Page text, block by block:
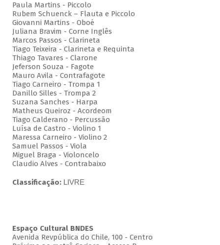
Paula Martins - Piccolo
Rubem Schuenck – Flauta e Piccolo
Giovanni Martins - Oboé
Juliana Bravim - Corne Inglês
Marcos Passos - Clarineta
Tiago Teixeira - Clarineta e Requinta
Thiago Tavares - Clarone
Jeferson Souza - Fagote
Mauro Avila - Contrafagote
Tiago Carneiro - Trompa 1
Danillo Silles - Trompa 2
Suzana Sanches - Harpa
Matheus Queiroz - Acordeom
Tiago Calderano - Percussão
Luísa de Castro - Violino 1
Maressa Carneiro - Violino 2
Samuel Passos - Viola
Miguel Braga - Violoncelo
Claudio Alves - Contrabaixo
Classificação: LIVRE
Espaço Cultural BNDES
Avenida Revpública do Chile, 100 - Centro